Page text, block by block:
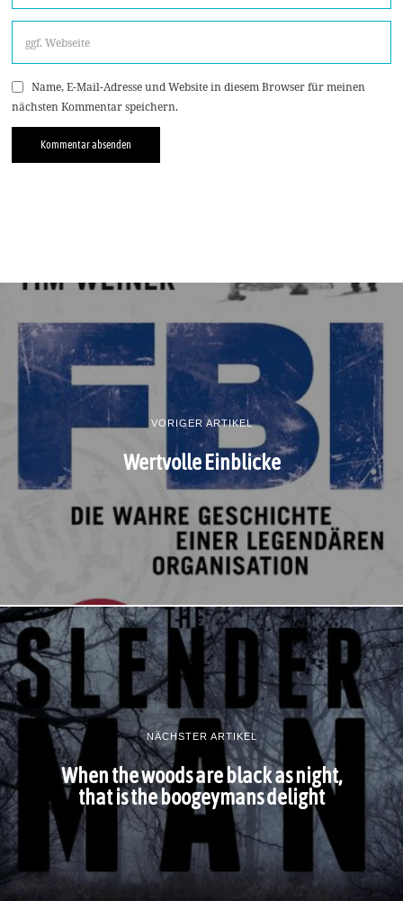
Name, E-Mail-Adresse und Website in diesem Browser für meinen
nächsten Kommentar speichern.
VORIGER ARTIKEL
Wertvolle Einblicke
NÄCHSTER ARTIKEL
When the woods are black as night,
that is the boogeymans delight